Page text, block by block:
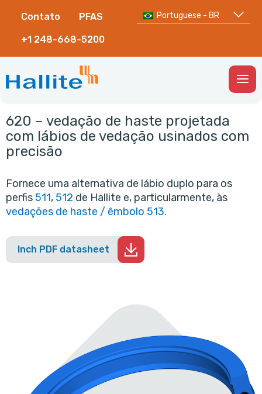
Contato PFAS
+1 248-668-5200
Portuguese - BR
620 – vedação de haste projetada
com lábios de vedação usinados com
precisão
Fornece uma alternativa de lábio duplo para os
perfis 511, 512 de Hallite e, particularmente, às
vedações de haste / êmbolo 513.
Inch PDF datasheet